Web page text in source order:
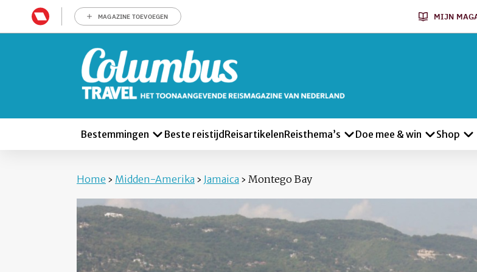
MAGAZINE TOEVOEGEN MIJN
Bestemmingen Beste reistijd ReisartikelenReisthema’s Doe mee & win Shop
Home › Midden-Amerika › Jamaica › Montego Bay